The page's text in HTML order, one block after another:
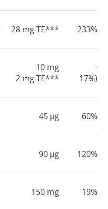
28 mg-TE*** 233%
10 mg
2 mg-TE***
-
17%)
45 μg 60%
90 μg 120%
150 mg 19%